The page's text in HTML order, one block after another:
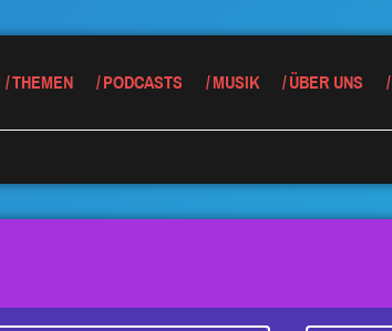
THEMEN PODCASTS MUSIK ÜBER UNS